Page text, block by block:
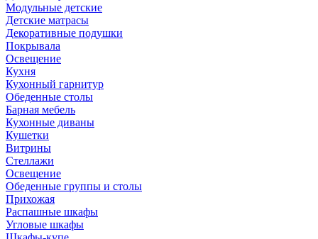
Модульные детские
Детские матрасы
Декоративные подушки
Покрывала
Освещение
Кухня
Кухонный гарнитур
Обеденные столы
Барная мебель
Кухонные диваны
Кушетки
Витрины
Стеллажи
Освещение
Обеденные группы и столы
Прихожая
Распашные шкафы
Угловые шкафы